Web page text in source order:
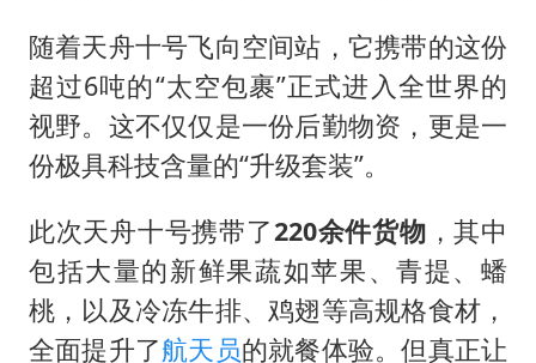
随着天舟十号飞向空间站，它携带的这份
超过6吨的“太空包裹”正式进入全世界的
视野。这不仅仅是一份后勤物资，更是一
份极具科技含量的“升级套装”。
此次天舟十号携带了220余件货物 ，其中
包括大量的新鲜果蔬如苹果、青提、蟠
桃，以及冷冻牛排、鸡翅等高规格食材，
全面提升了航天员的就餐体验。但真正让